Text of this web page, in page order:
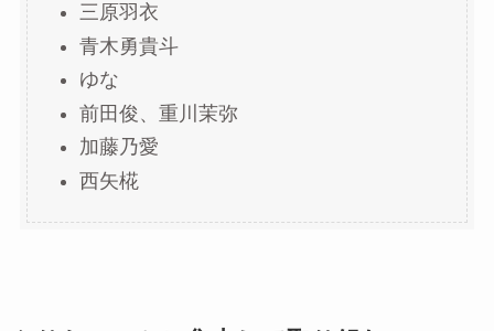
三原羽衣
青木勇貴斗
ゆな
前田俊、重川茉弥
加藤乃愛
西矢椛